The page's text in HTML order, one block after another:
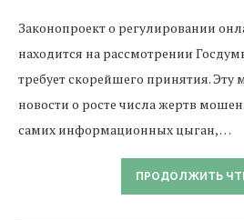
Законопроект о регулировании
находится на рассмотрении
требует скорейшего принятия.
новости о росте числа жертв
самих информационных цыган, …
ПРОДОЛЖИТЬ